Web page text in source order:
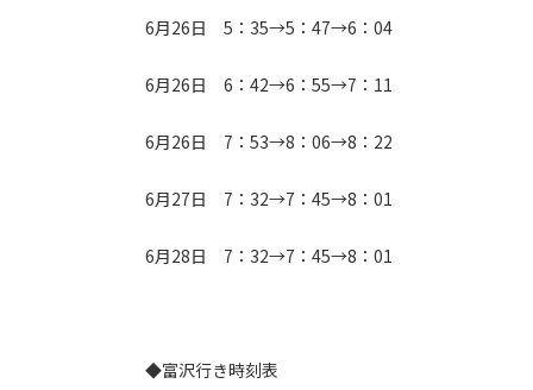
6月26日 5：35→5：47→6：04
6月26日 6：42→6：55→7：11
6月26日 7：53→8：06→8：22
6月27日 7：32→7：45→8：01
6月28日 7：32→7：45→8：01
◆富沢行き時刻表